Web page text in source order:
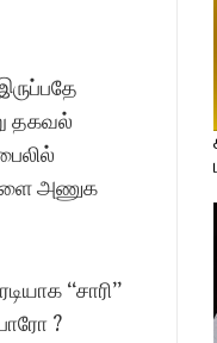
தகவல்
அணுக
“சாரி”
?